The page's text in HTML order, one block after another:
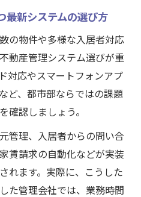
最新システムの選び方
の物件や多様な入居者対応
動産管理システム選びが重
対応やスマートフォンアプ
ど、都市部ならではの課題
確認しましょう。
管理、入居者からの問い合
賃請求の自動化などが実装
れます。実際に、こうした
た管理会社では、業務時間